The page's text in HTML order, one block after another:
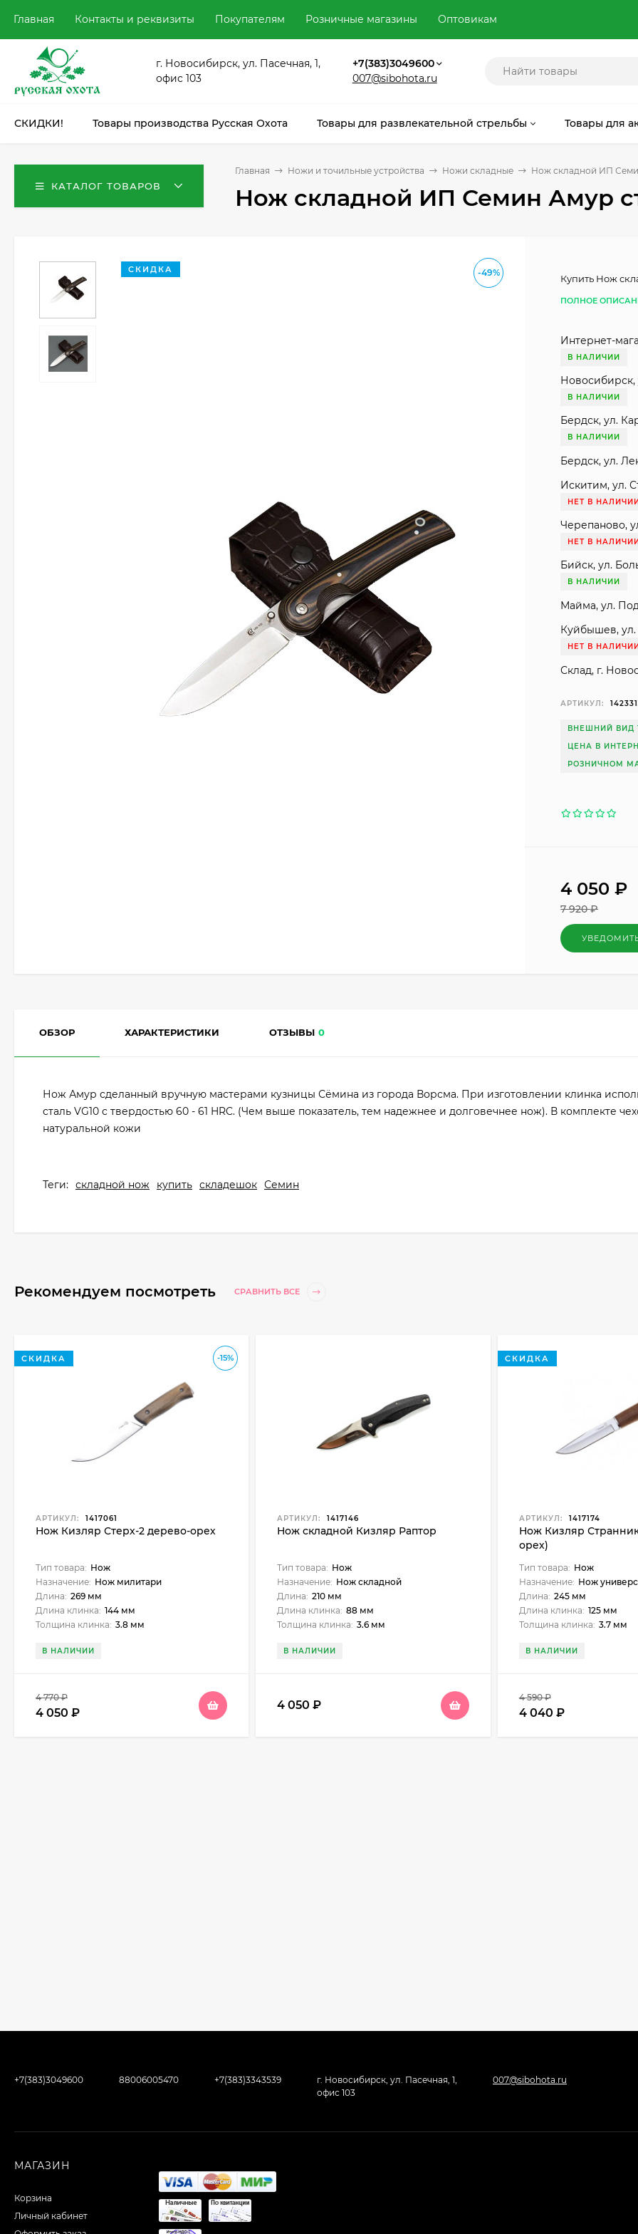
Главная Контакты и реквизиты Покупателям Розничные магазины Оптовикам
г. Новосибирск, ул. Пасечная, 1,
офис 103
+7(383)3049600
007@sibohota.ru
СКИДКИ! Товары производства Русская Охота Товары для развлекательной стрельбы Товары для
КАТАЛОГ ТОВАРОВ
Главная Ножи и точильные устройства Ножи складные Нож складной ИП
Нож складной ИП Семин Амур
-49%
СКИДКА
Купить Нож
ПОЛНОЕ
Интернет-
В НАЛИЧИИ
Новосибирск,
В НАЛИЧИИ
Бердск, ул.
В НАЛИЧИИ
Бердск, ул.
Искитим, ул.
НЕТ В
Черепаново,
НЕТ В
Бийск, ул.
В НАЛИЧИИ
Майма, ул.
Куйбышев, ул.
НЕТ В
Склад, г.
АРТИКУЛ:
ВНЕШНИЙ ВИД
ЦЕНА В
РОЗНИЧНОМ
4 050₽
7 920₽
ОБЗОР ХАРАКТЕРИСТИКИ ОТЗЫВЫ 0
Нож Амур сделанный вручную мастерами кузницы Сёмина из города Ворсма. При изготовлении клинка
сталь VG10 с твердостью 60 - 61 HRC. (Чем выше показатель, тем надежнее и долговечнее нож). В комплекте
натуральной кожи
Теги: складной нож купить складешок Семин
Рекомендуем посмотреть СРАВНИТЬ ВСЕ
-15%
СКИДКА
АРТИКУЛ: 1417061
Нож Кизляр Стерх-2 дерево-орех
Тип товара: Нож
Назначение: Нож милитари
Длина: 269 мм
Длина клинка: 144 мм
Толщина клинка: 3.8 мм
В НАЛИЧИИ
4 770₽
4 050 ₽
АРТИКУЛ: 1417146
Нож складной Кизляр Раптор
Тип товара: Нож
Назначение: Нож складной
Длина: 210 мм
Длина клинка: 88 мм
Толщина клинка: 3.6 мм
В НАЛИЧИИ
4 050₽
СКИДКА
АРТИКУЛ: 1417174
Нож Кизляр
орех)
Тип товара: Нож
Назначение: Нож
Длина: 245 мм
Длина клинка: 125 мм
Толщина клинка: 3.7 мм
В НАЛИЧИИ
4 590₽
4 040 ₽
+7(383)3049600 88006005470 +7(383)3343539
г. Новосибирск, ул. Пасечная, 1,
офис 103
007@sibohota.ru
МАГАЗИН
Корзина
Личный кабинет